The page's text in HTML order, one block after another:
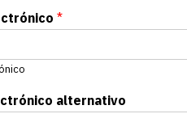
*
alternativo